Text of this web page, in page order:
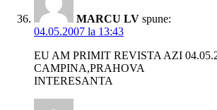
MARCU LV spune:
04.05.2007 la 13:43
EU AM PRIMIT REVISTA AZI
CAMPINA,PRAHOVA
INTERESANTA